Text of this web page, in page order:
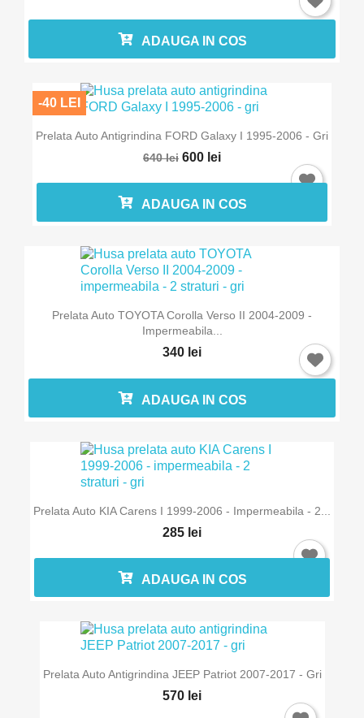
ADAUGA IN COS
Prelata Auto Antigrindina FORD Galaxy I 1995-2006 - Gri
640 lei 600 lei
-40 LEI
ADAUGA IN COS
Prelata Auto TOYOTA Corolla Verso II 2004-2009 -
Impermeabila...
340 lei
ADAUGA IN COS
Prelata Auto KIA Carens I 1999-2006 - Impermeabila - 2...
285 lei
ADAUGA IN COS
Prelata Auto Antigrindina JEEP Patriot 2007-2017 - Gri
570 lei
Intra in cont ×
produse in Lista de Favorite.